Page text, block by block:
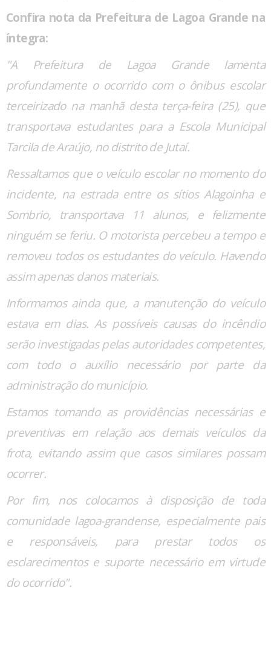
Confira nota da Prefeitura de Lagoa Grande na
íntegra:
"A Prefeitura de Lagoa Grande lamenta
profundamente o ocorrido com o ônibus escolar
terceirizado na manhã desta terça-feira (25), que
transportava estudantes para a Escola Municipal
Tarcila de Araújo, no distrito de Jutaí.
Ressaltamos que o veículo escolar no momento do
incidente, na estrada entre os sítios Alagoinha e
Sombrio, transportava 11 alunos, e felizmente
ninguém se feriu. O motorista percebeu a tempo e
removeu todos os estudantes do veículo. Havendo
assim apenas danos materiais.
Informamos ainda que, a manutenção do veículo
estava em dias. As possíveis causas do incêndio
serão investigadas pelas autoridades competentes,
com todo o auxílio necessário por parte da
administração do município.
Estamos tomando as providências necessárias e
preventivas em relação aos demais veículos da
frota, evitando assim que casos similares possam
ocorrer.
Por fim, nos colocamos à disposição de toda
comunidade lagoa-grandense, especialmente pais
e responsáveis, para prestar todos os
esclarecimentos e suporte necessário em virtude
do ocorrido".